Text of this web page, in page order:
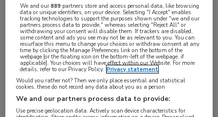
De EASO (European Association for the Study of
Obesity) heeft een algoritme ontwikkeld voor de
farmacologische behandeling van obesitas en
obesitasgerelateerde complicaties. Doel is
zorgverleners te ondersteunen bij de keuze voor
passende medicatie. Een eerste update,
tirzepatide
We and our889 partners store and access personal data, like browsing
data or unique identifiers, on your device. Selecting "I Accept" enables
tracking technologies to support the purposes shown under "we and our
partners process data to provide," whereas selecting "Reject All" or
withdrawing your consent will disable them. If trackers are disabled,
some content and ads you see may not be as relevant to you. You can
resurface this menu to change your choices or withdraw consent at any
time by clicking the Manage Preferences link on the bottom of the
webpage [or the floating icon on the bottom-left of the webpage, if
applicable]. Your choices will have effect within our Website. For more
details, refer to our Privacy Policy. Privacy statement
Would you rather not? Then we only place essential and statistical
cookies, these do not record any data about you as a person
We and our partners process data to provide:
Use precise geolocation data. Actively scan device characteristics for